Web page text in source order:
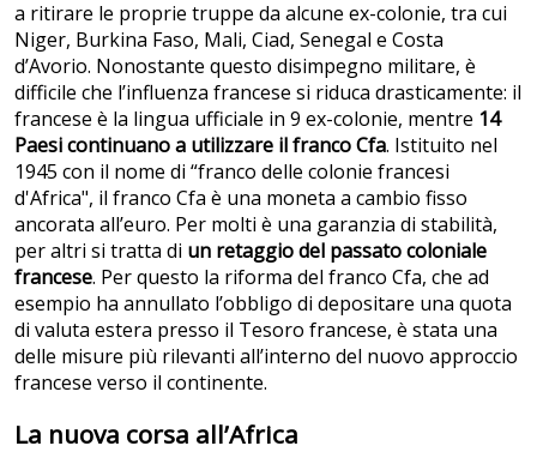
a ritirare le proprie truppe da alcune ex-colonie, tra cui
Niger, Burkina Faso, Mali, Ciad, Senegal e Costa
d’Avorio. Nonostante questo disimpegno militare, è
difficile che l’influenza francese si riduca drasticamente: il
francese è la lingua ufficiale in 9 ex-colonie, mentre 14
Paesi continuano a utilizzare il franco Cfa. Istituito nel
1945 con il nome di “franco delle colonie francesi
d'Africa", il franco Cfa è una moneta a cambio fisso
ancorata all’euro. Per molti è una garanzia di stabilità,
per altri si tratta di un retaggio del passato coloniale
francese. Per questo la riforma del franco Cfa, che ad
esempio ha annullato l’obbligo di depositare una quota
di valuta estera presso il Tesoro francese, è stata una
delle misure più rilevanti all’interno del nuovo approccio
francese verso il continente.
La nuova corsa all’Africa